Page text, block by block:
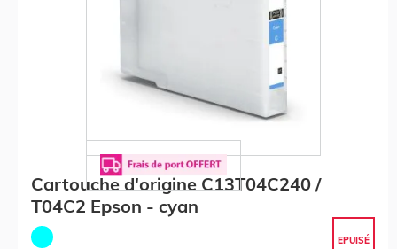
Cartouche d'origine C13T04C240 /
T04C2 Epson - cyan
EPUISÉ